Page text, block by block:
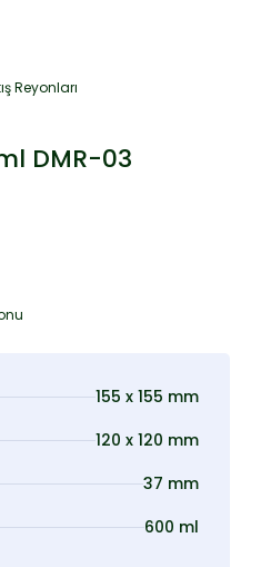
DMR-03
155 x 155 mm
120 x 120 mm
37 mm
600 ml
Reyonları